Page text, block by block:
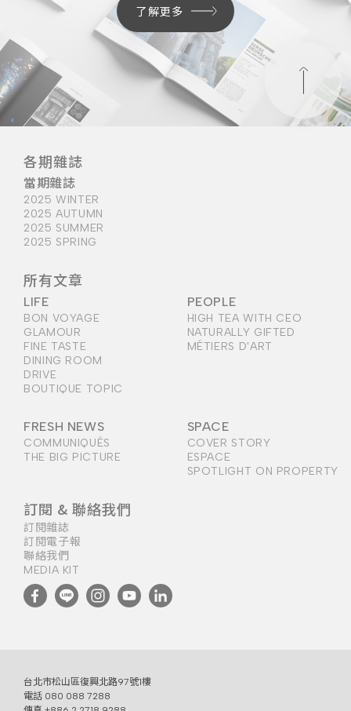
了解更多
各期雜誌
當期雜誌
2025 WINTER
2025 AUTUMN
2025 SUMMER
2025 SPRING
所有文章
LIFE
BON VOYAGE
GLAMOUR
FINE TASTE
DINING ROOM
DRIVE
BOUTIQUE TOPIC
PEOPLE
HIGH TEA WITH CEO
NATURALLY GIFTED
MÉTIERS D'ART
FRESH NEWS
COMMUNIQUÉS
THE BIG PICTURE
SPACE
COVER STORY
ESPACE
SPOTLIGHT ON PROPERTY
訂閱 & 聯絡我們
訂閱雜誌
訂閱電子報
聯絡我們
MEDIA KIT
台北市松山區復興北路97號1樓
電話 080 088 7288